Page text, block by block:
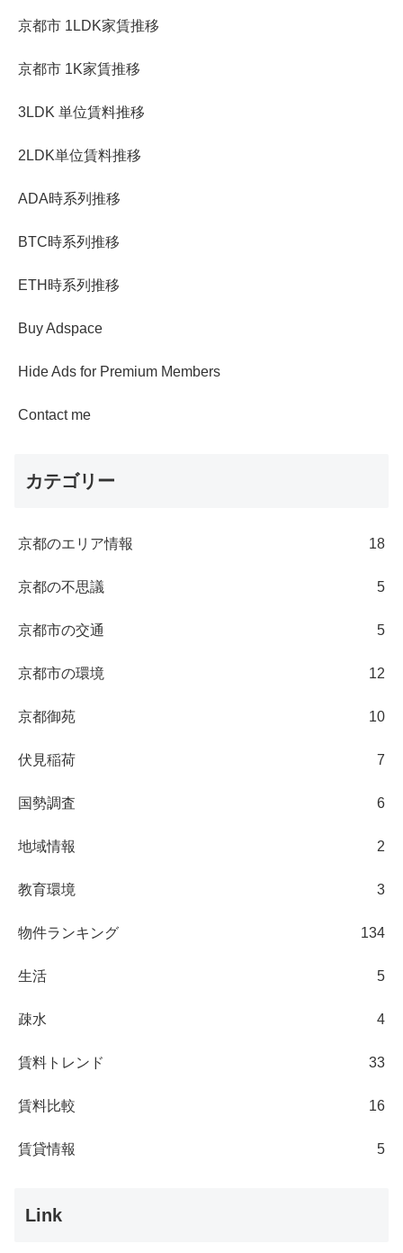
京都市 1LDK家賃推移
京都市 1K家賃推移
3LDK 単位賃料推移
2LDK単位賃料推移
ADA時系列推移
BTC時系列推移
ETH時系列推移
Buy Adspace
Hide Ads for Premium Members
Contact me
カテゴリー
京都のエリア情報 18
京都の不思議 5
京都市の交通 5
京都市の環境 12
京都御苑 10
伏見稲荷 7
国勢調査 6
地域情報 2
教育環境 3
物件ランキング 134
生活 5
疎水 4
賃料トレンド 33
賃料比較 16
賃貸情報 5
Link